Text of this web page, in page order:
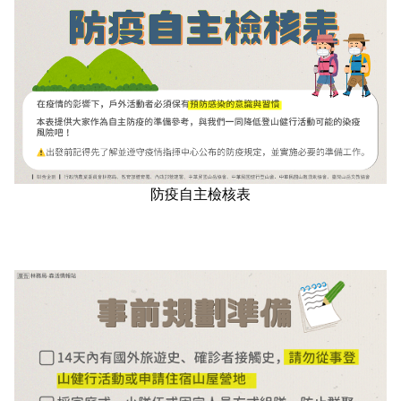
東埔服務中心
梅山遊客中心
南安遊客中心
線上預約進度查詢
登山安全系列影片
防疫期間登山守則
新康橫斷步道系統
馬博拉斯橫斷步道系統
入園線上申請
植物
動物
八通關越道
玉山腳下的子民
與熊共存
黑熊通報
黑熊特展
科研成果
公民科學
路死動物調查成果
路死動物調查
生態保育資訊
委辦成果報告
Taibif系統
野生動物通報
玉山寫真
旅遊摺頁
電子書
關於我們
我們的願景
管理處電話
政府資訊公開
法律規範
施政計畫
數位典藏
請願及訴願
意見信箱
首長信箱
常見問答
檔案應用申請服務
檔案應用活動
民眾申辦服務
Language
English
日本語
한국어
Bahasa Melayu
Taglog
Bahasa indonesia
網站導覽 雙語詞彙
RSS訂閱 兒童網
防疫自主檢核表